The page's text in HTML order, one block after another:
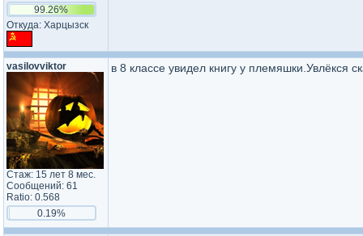
99.26%
Откуда: Харцызск
vasilovviktor
Стаж: 15 лет 8 мес.
Сообщений: 61
Ratio: 0.568
0.19%
в 8 классе увидел книгу у племяшки.Увлёкся